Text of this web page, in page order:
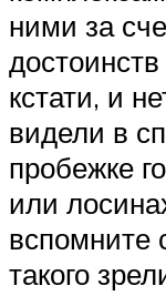
ними за
кстати, и
видели в
пробежке
или
вспомните
такого